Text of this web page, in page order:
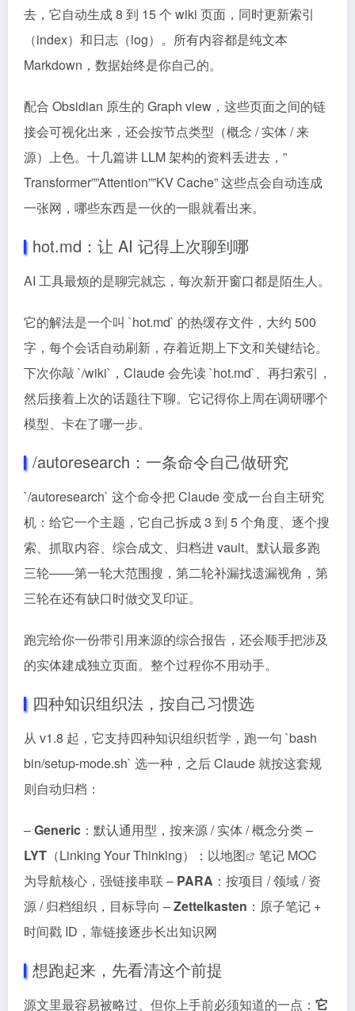
去，它自动生成 8 到 15 个 wiki 页面，同时更新索引
（index）和日志（log）。所有内容都是纯文本
Markdown，数据始终是你自己的。
配合 Obsidian 原生的 Graph view，这些页面之间的链
接会可视化出来，还会按节点类型（概念 / 实体 / 来
源）上色。十几篇讲 LLM 架构的资料丢进去，”
Transformer””Attention””KV Cache” 这些点会自动连成
一张网，哪些东西是一伙的一眼就看出来。
hot.md：让 AI 记得上次聊到哪
AI 工具最烦的是聊完就忘，每次新开窗口都是陌生人。
它的解法是一个叫 `hot.md` 的热缓存文件，大约 500
字，每个会话自动刷新，存着近期上下文和关键结论。
下次你敲 `/wiki`，Claude 会先读 `hot.md`、再扫索引，
然后接着上次的话题往下聊。它记得你上周在调研哪个
模型、卡在了哪一步。
/autoresearch：一条命令自己做研究
`/autoresearch` 这个命令把 Claude 变成一台自主研究
机：给它一个主题，它自己拆成 3 到 5 个角度、逐个搜
索、抓取内容、综合成文、归档进 vault。默认最多跑
三轮——第一轮大范围搜，第二轮补漏找遗漏视角，第
三轮在还有缺口时做交叉印证。
跑完给你一份带引用来源的综合报告，还会顺手把涉及
的实体建成独立页面。整个过程你不用动手。
四种知识组织法，按自己习惯选
从 v1.8 起，它支持四种知识组织哲学，跑一句 `bash
bin/setup-mode.sh` 选一种，之后 Claude 就按这套规
则自动归档：
–Generic ：默认通用型，按来源 / 实体 / 概念分类 –
LYT （Linking Your Thinking）：以地图
笔记 MOC
为导航核心，强链接串联 – PARA ：按项目 / 领域 / 资
源 / 归档组织，目标导向 –Zettelkasten ：原子笔记 +
时间戳 ID，靠链接逐步长出知识网
想跑起来，先看清这个前提
源文里最容易被略过、但你上手前必须知道的一点： 它